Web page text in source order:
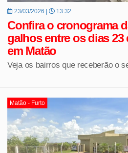
23/03/2026 | 13:32
Confira o cronograma
galhos entre os dias 23
em Matão
Veja os bairros que receberão o
Matão - Furto